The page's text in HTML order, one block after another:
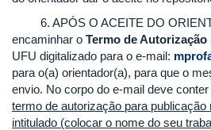
6. APÓS O ACEITE DO
encaminhar o Termo de Autorização
UFU digitalizado para o e-mail:
para o(a) orientador(a), para que o
envio. No corpo do e-mail deve
termo de autorização para publicação
intitulado (colocar o nome do seu